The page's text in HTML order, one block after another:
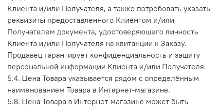
Клиента и/или Получателя, а также потребовать указать
реквизиты предоставленного Клиентом и/или
Получателем документа, удостоверяющего личность
Клиента и/или Получателя на квитанции к Заказу.
Продавец гарантирует конфиденциальность и защиту
персональной информации Клиента и/или Получателя.
5.4. Цена Товара указывается рядом с определённым
наименованием Товара в Интернет-магазине.
5.8. Цена Товара в Интернет-магазине может быть